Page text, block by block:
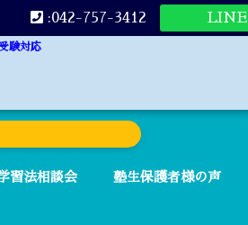
LINE
:042-757-3412
験対応
習法相談会 塾生保護者様の声